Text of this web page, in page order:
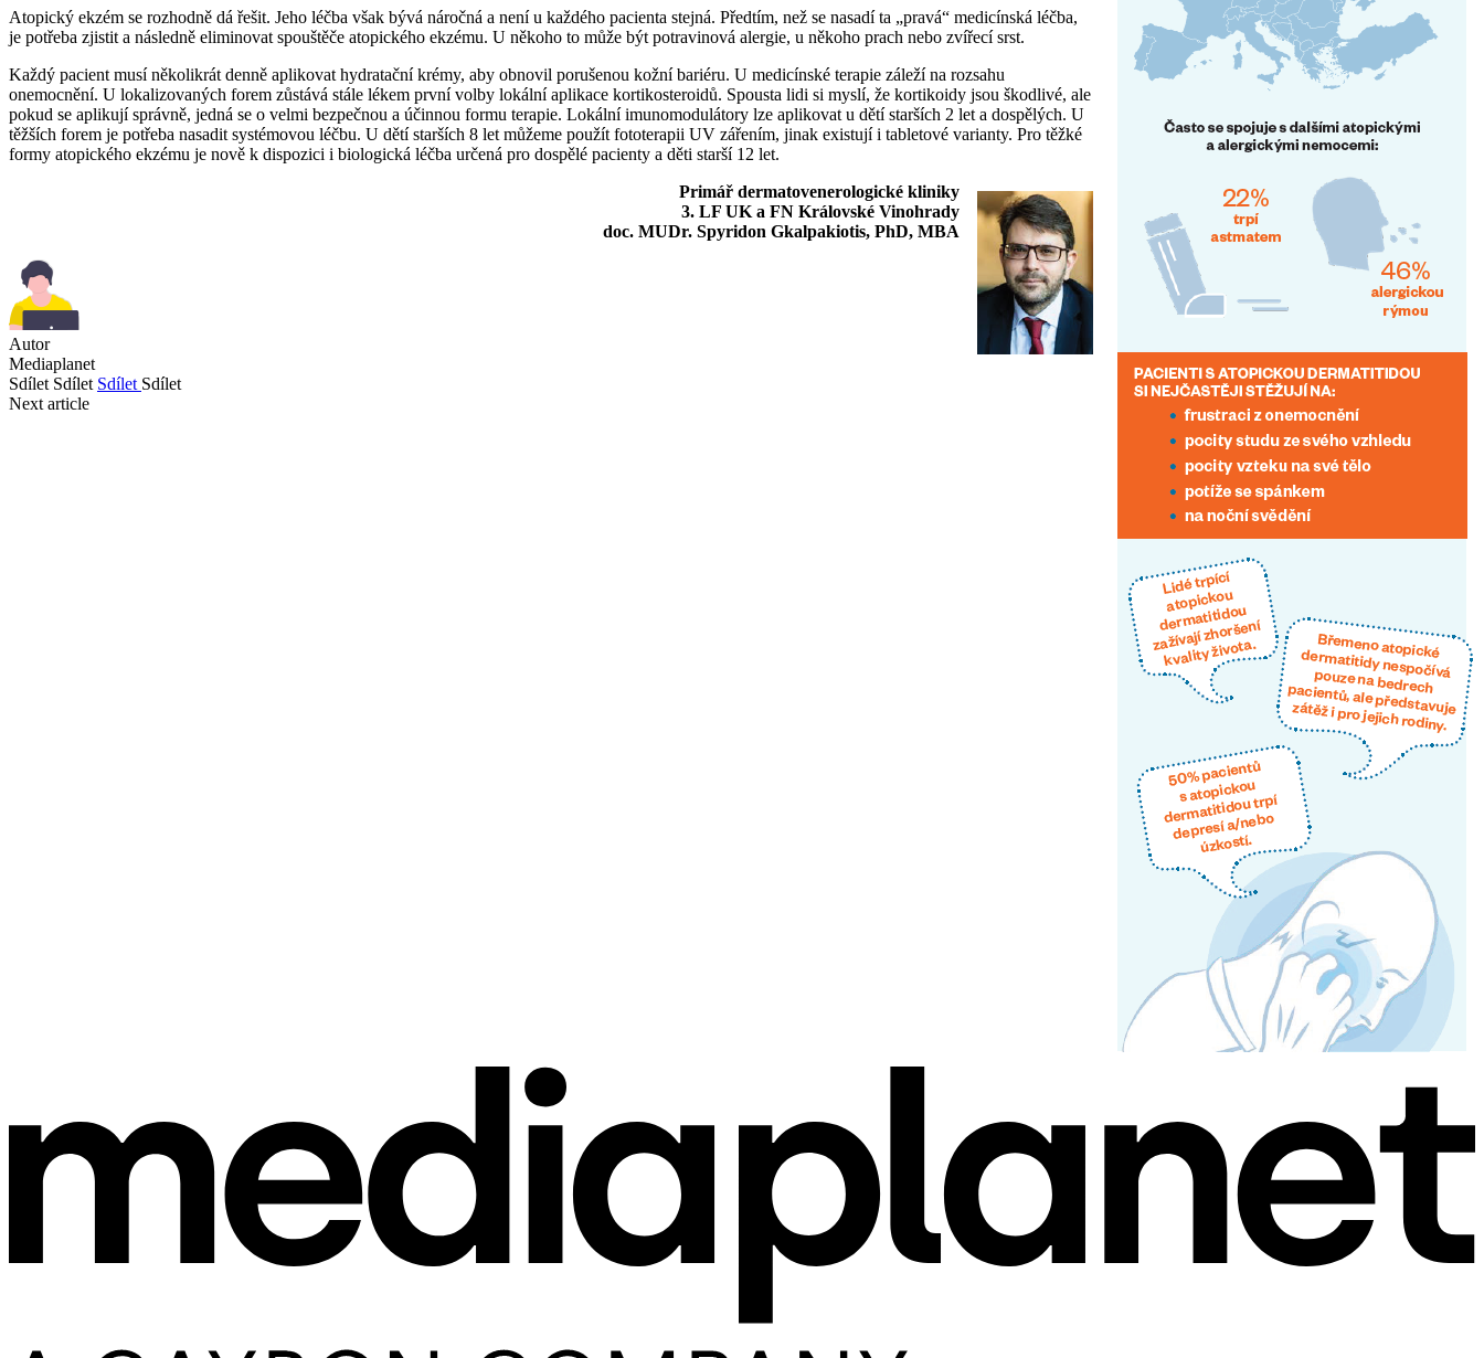
Atopický ekzém se rozhodně dá řešit. Jeho léčba však bývá náročná a není u každého pacienta stejná. Předtím, než se nasadí ta „pravá“ medicínská léčba,
je potřeba zjistit a následně eliminovat spouštěče atopického ekzému. U někoho to může být potravinová alergie, u někoho prach nebo zvířecí srst.
Každý pacient musí několikrát denně aplikovat hydratační krémy, aby obnovil porušenou kožní bariéru. U medicínské terapie záleží na rozsahu
onemocnění. U lokalizovaných forem zůstává stále lékem první volby lokální aplikace kortikosteroidů. Spousta lidi si myslí, že kortikoidy jsou škodlivé, ale
pokud se aplikují správně, jedná se o velmi bezpečnou a účinnou formu terapie. Lokální imunomodulátory lze aplikovat u dětí starších 2 let a dospělých. U
těžších forem je potřeba nasadit systémovou léčbu. U dětí starších 8 let můžeme použít fototerapii UV zářením, jinak existují i tabletové varianty. Pro těžké
formy atopického ekzému je nově k dispozici i biologická léčba určená pro dospělé pacienty a děti starší 12 let.
Primář dermatovenerologické kliniky
3. LF UK a FN Královské Vinohrady
doc. MUDr. Spyridon Gkalpakiotis, PhD, MBA
Autor
Mediaplanet
Sdílet Sdílet Sdílet Sdílet
Next article